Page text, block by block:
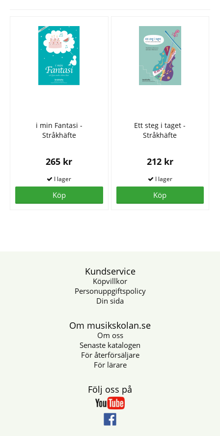
i min Fantasi -
Stråkhäfte
265 kr
Köp
Ett steg i taget -
Stråkhäfte
212 kr
Köp
Kundservice
Köpvillkor
Personuppgiftspolicy
Din sida
Om musikskolan.se
Om oss
Senaste katalogen
För återförsäljare
För lärare
Följ oss på